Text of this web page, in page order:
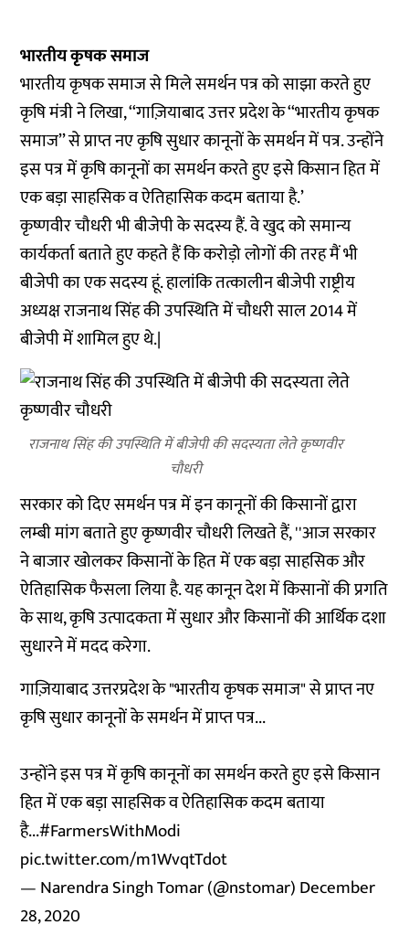
भारतीय कृषक समाज
भारतीय कृषक समाज से मिले समर्थन पत्र को साझा करते हुए
कृषि मंत्री ने लिखा, ‘‘गाज़ियाबाद उत्तर प्रदेश के ‘‘भारतीय कृषक
समाज’’ से प्राप्त नए कृषि सुधार कानूनों के समर्थन में पत्र. उन्होंने
इस पत्र में कृषि कानूनों का समर्थन करते हुए इसे किसान हित में
एक बड़ा साहसिक व ऐतिहासिक कदम बताया है.’
कृष्णवीर चौधरी भी बीजेपी के सदस्य हैं. वे खुद को समान्य
कार्यकर्ता बताते हुए कहते हैं कि करोड़ो लोगों की तरह मैं भी
बीजेपी का एक सदस्य हूं. हालांकि तत्कालीन बीजेपी राष्ट्रीय
अध्यक्ष राजनाथ सिंह की उपस्थिति में चौधरी साल 2014 में
बीजेपी में शामिल हुए थे.|
राजनाथ सिंह की उपस्थिति में बीजेपी की सदस्यता लेते कृष्णवीर
चौधरी
सरकार को दिए समर्थन पत्र में इन कानूनों की किसानों द्वारा
लम्बी मांग बताते हुए कृष्णवीर चौधरी लिखते हैं, ''आज सरकार
ने बाजार खोलकर किसानों के हित में एक बड़ा साहसिक और
ऐतिहासिक फैसला लिया है. यह कानून देश में किसानों की प्रगति
के साथ, कृषि उत्पादकता में सुधार और किसानों की आर्थिक दशा
सुधारने में मदद करेगा.
गाज़ियाबाद उत्तरप्रदेश के "भारतीय कृषक समाज" से प्राप्त नए
कृषि सुधार कानूनों के समर्थन में प्राप्त पत्र...
उन्होंने इस पत्र में कृषि कानूनों का समर्थन करते हुए इसे किसान
हित में एक बड़ा साहसिक व ऐतिहासिक कदम बताया
है...#FarmersWithModi
pic.twitter.com/m1WvqtTdot
— Narendra Singh Tomar (@nstomar)December
28, 2020